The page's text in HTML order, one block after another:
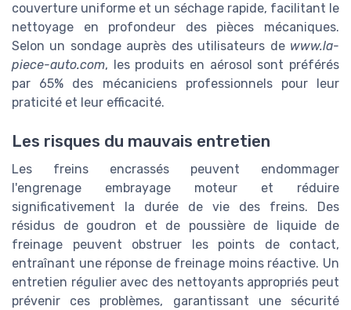
couverture uniforme et un séchage rapide, facilitant le
nettoyage en profondeur des pièces mécaniques.
Selon un sondage auprès des utilisateurs de www.la-
piece-auto.com, les produits en aérosol sont préférés
par 65% des mécaniciens professionnels pour leur
praticité et leur efficacité.
Les risques du mauvais entretien
Les freins encrassés peuvent endommager
l'engrenage embrayage moteur et réduire
significativement la durée de vie des freins. Des
résidus de goudron et de poussière de liquide de
freinage peuvent obstruer les points de contact,
entraînant une réponse de freinage moins réactive. Un
entretien régulier avec des nettoyants appropriés peut
prévenir ces problèmes, garantissant une sécurité